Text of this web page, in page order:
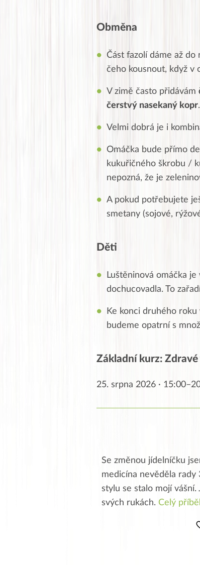
Obměna
Část fazolí dáme až
čeho kousnout, když v
V zimě často přidávám
čerstvý nasekaný kopr.
Velmi dobrá je i
Omáčka bude přímo
kukuřičného škrobu /
nepozná, že je
A pokud potřebujete
smetany (sojové,
Děti
Luštěninová omáčka
dochucovadla. To
Ke konci druhého
budeme opatrní s
Základní kurz:
25. srpna 2026 ·
Se změnou jídelníčku
medicína nevěděla rady
stylu se stalo mojí
svých rukách. Celý